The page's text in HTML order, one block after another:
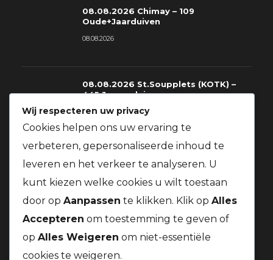
08.08.2026 Chimay – 109
Oude+Jaarduiven
08.08.2026
08.08.2026 St.Soupplets (KOTK) –
445 Jonge duiven
08.08.2026
Oude+Jaarduiven
08.08.2026
Wij respecteren uw privacy
Cookies helpen ons uw ervaring te
verbeteren, gepersonaliseerde inhoud te
leveren en het verkeer te analyseren. U
kunt kiezen welke cookies u wilt toestaan
door op Aanpassen te klikken. Klik op Alles
Accepteren om toestemming te geven of
op Alles Weigeren om niet-essentiële
cookies te weigeren.